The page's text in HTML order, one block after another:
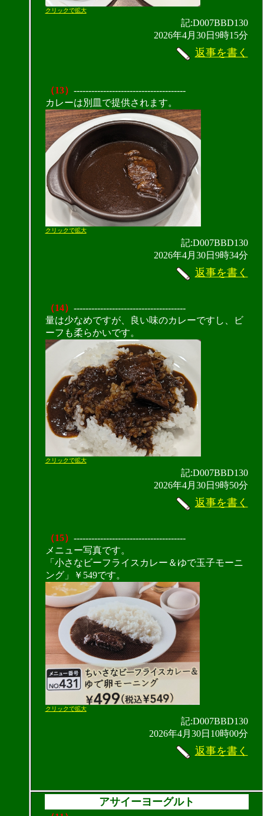
クリックで拡大
記:D007BBD130
2026年4月30日9時15分
返事を書く
（13） --------------------------------------
カレーは別皿で提供されます。
クリックで拡大
記:D007BBD130
2026年4月30日9時34分
返事を書く
（14） --------------------------------------
量は少なめですが、良い味のカレーですし、ビ
ーフも柔らかいです。
クリックで拡大
記:D007BBD130
2026年4月30日9時50分
返事を書く
（15） --------------------------------------
メニュー写真です。
「小さなビーフライスカレー＆ゆで玉子モーニ
ング」￥549です。
クリックで拡大
記:D007BBD130
2026年4月30日10時00分
返事を書く
アサイーヨーグルト